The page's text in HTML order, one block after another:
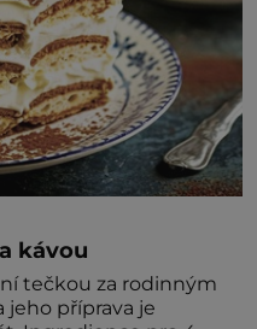
kávou
tečkou za rodinným
jeho příprava je